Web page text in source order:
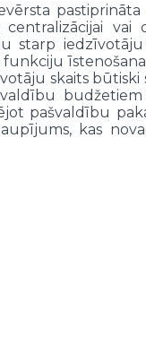
vai
starp
skaits būtiski
pašvaldību
kas